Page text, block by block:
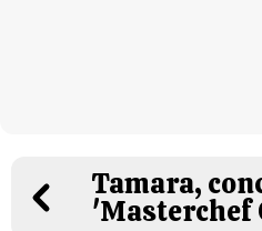
Tamara,
'Masterchef